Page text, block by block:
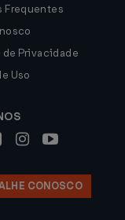
Frequentes
Privacidade
Uso
CONOSCO